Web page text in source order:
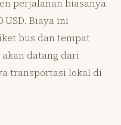
perjalanan biasanya
USD. Biaya ini
bus dan tempat
datang dari
transportasi lokal di